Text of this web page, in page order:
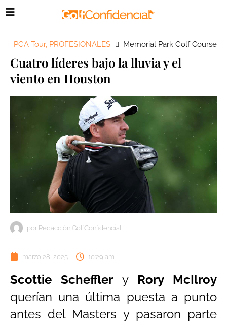
PGA Tour, PROFESIONALES Memorial Park Golf Course
Cuatro líderes bajo la lluvia y el
viento en Houston
por Redacción GolfConfidencial
marzo 28, 2025 10:29 am
Scottie Scheffler y Rory McIlroy
querían una última puesta a punto
antes del Masters y pasaron parte